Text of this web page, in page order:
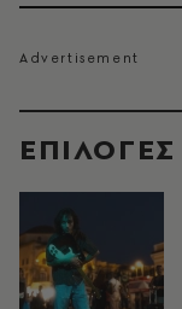
EΠΙΛΟΓΈΣ